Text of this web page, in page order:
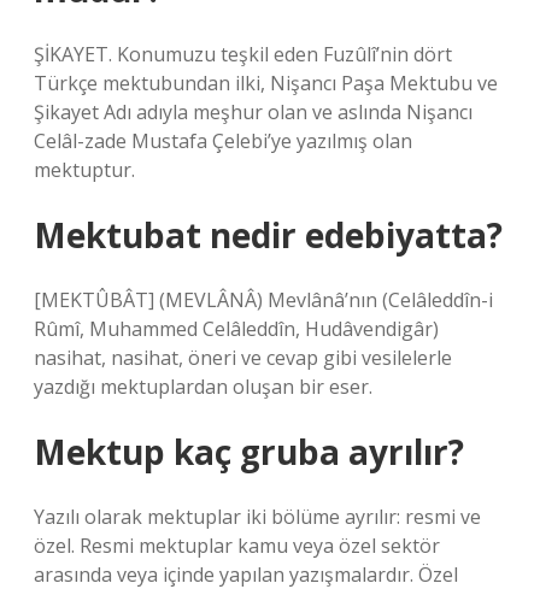
ŞİKAYET. Konumuzu teşkil eden Fuzûlî’nin dört
Türkçe mektubundan ilki, Nişancı Paşa Mektubu ve
Şikayet Adı adıyla meşhur olan ve aslında Nişancı
Celâl-zade Mustafa Çelebi’ye yazılmış olan
mektuptur.
Mektubat nedir edebiyatta?
[MEKTÛBÂT] (MEVLÂNÂ) Mevlânâ’nın (Celâleddîn-i
Rûmî, Muhammed Celâleddîn, Hudâvendigâr)
nasihat, nasihat, öneri ve cevap gibi vesilelerle
yazdığı mektuplardan oluşan bir eser.
Mektup kaç gruba ayrılır?
Yazılı olarak mektuplar iki bölüme ayrılır: resmi ve
özel. Resmi mektuplar kamu veya özel sektör
arasında veya içinde yapılan yazışmalardır. Özel